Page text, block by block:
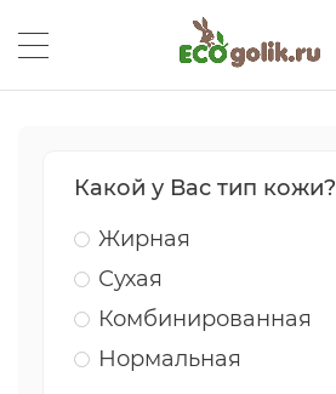
Какой у Вас тип кожи?
Жирная
Сухая
Комбинированная
Нормальная